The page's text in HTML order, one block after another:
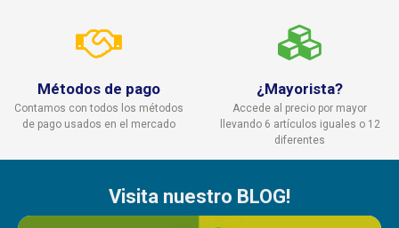
Métodos de pago
Contamos con todos los métodos
de pago usados en el mercado
¿Mayorista?
Accede al precio por mayor
llevando 6 artículos iguales o 12
diferentes
Visita nuestro BLOG!